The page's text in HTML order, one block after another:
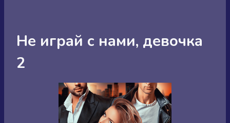
Не играй с нами, девочка
2